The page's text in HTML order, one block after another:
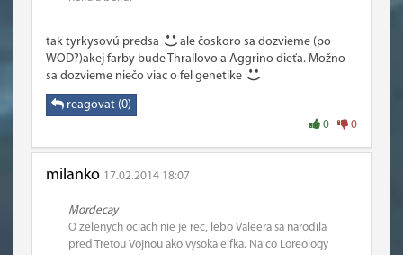
tak tyrkysovú predsa
ale čoskoro sa dozvieme (po
WOD?)akej farby bude Thrallovo a Aggrino dieťa. Možno
sa dozvieme niečo viac o fel genetike
reagovat (0)
0 0
milanko 17.02.2014 18:07
Mordecay
O zelenych ociach nie je rec, lebo Valeera sa narodila
pred Tretou Vojnou ako vysoka elfka. Na co Loreology